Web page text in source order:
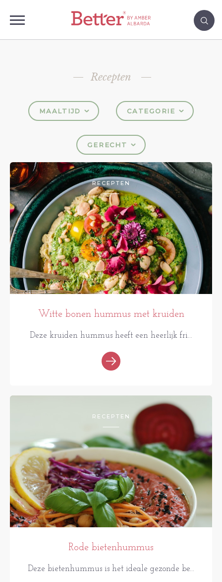
Recepten
MAALTIJD CATEGORIE
GERECHT
RECEPTEN
Witte bonen hummus met kruiden
Deze kruiden hummus heeft een heerlijk fri...
RECEPTEN
Rode bietenhummus
Deze bietenhummus is het ideale gezonde be...